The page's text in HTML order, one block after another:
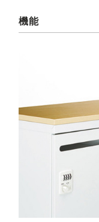
機能